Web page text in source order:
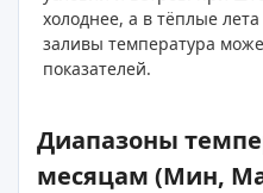
холоднее, а в тёплые
заливы температура
показателей.
Диапазоны
месяцам (Мин,